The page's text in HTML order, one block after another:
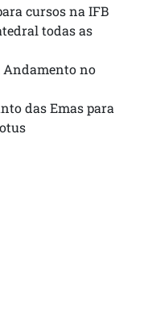
cursos na IFB
todas as
Andamento no
das Emas para